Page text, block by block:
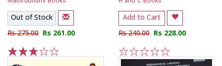
Out of Stock
Rs 275.00 Rs 261.00
5
4
3
2
1
Add to Cart
Rs 240.00 Rs 228.00
5
4
3
2
1